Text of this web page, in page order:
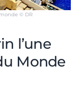
© DR
l’une
Monde